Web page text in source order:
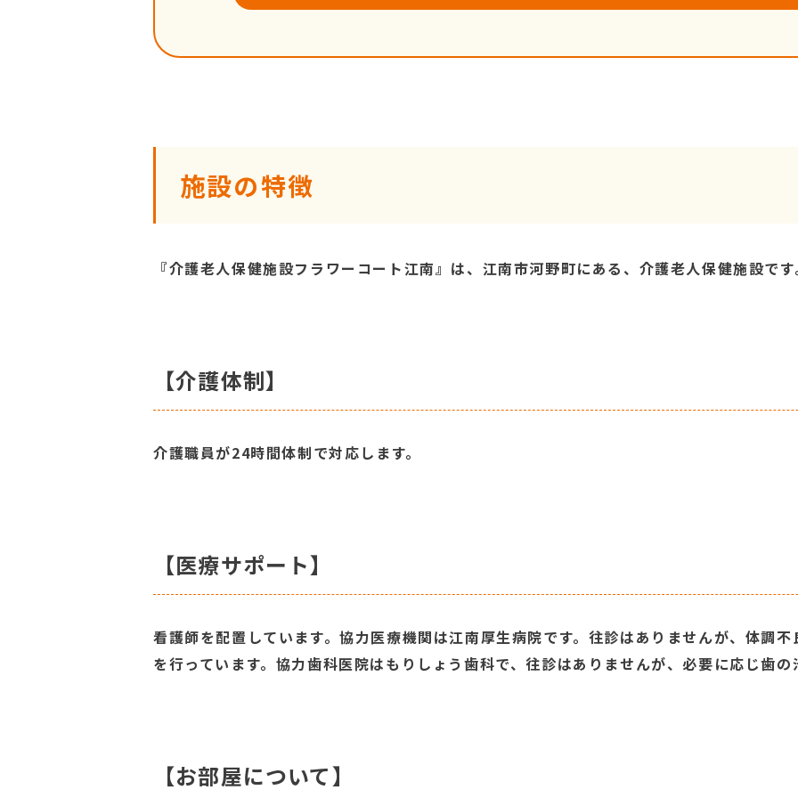
施設の特徴
『介護老人保健施設フラワーコート江南』は、江南市河野町にある、介護老人保健施設で
【介護体制】
介護職員が24時間体制で対応します。
【医療サポート】
看護師を配置しています。協力医療機関は江南厚生病院です。往診はありませんが、体調
を行っています。協力歯科医院はもりしょう歯科で、往診はありませんが、必要に応じ歯
【お部屋について】